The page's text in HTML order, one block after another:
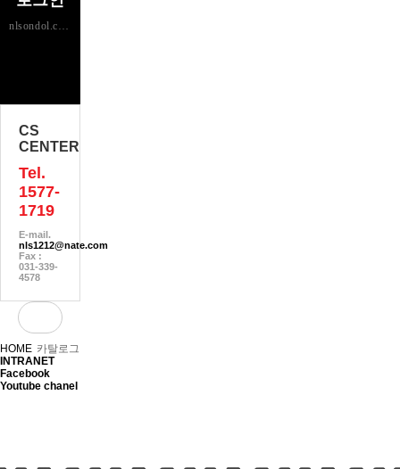
nlsondol.com
CS
CENTER
Tel.
1577-
1719
E-mail.
nls1212@nate.com
Fax :
031-339-
4578
카탈로그
HOME
INTRANET
Facebook
Youtube chanel